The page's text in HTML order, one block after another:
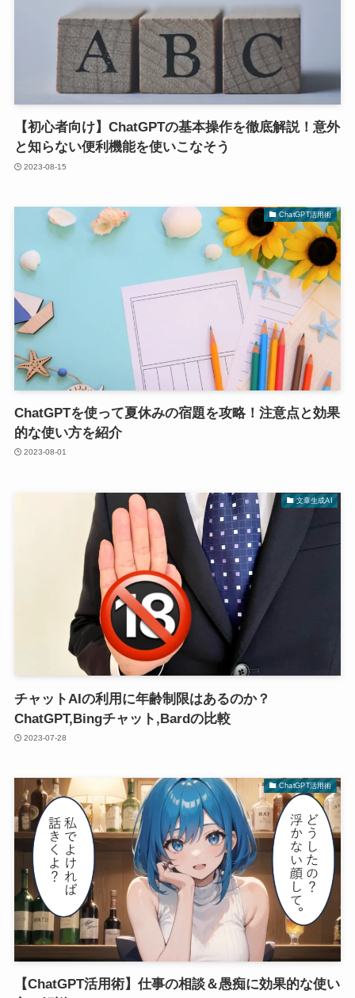
【初心者向け】ChatGPTの基本操作を徹底解説！意外
と知らない便利機能を使いこなそう
2023-08-15
ChatGPT活用術
ChatGPTを使って夏休みの宿題を攻略！注意点と効果
的な使い方を紹介
2023-08-01
文章生成AI
チャットAIの利用に年齢制限はあるのか？
ChatGPT,Bingチャット,Bardの比較
2023-07-28
ChatGPT活用術
【ChatGPT活用術】仕事の相談＆愚痴に効果的な使い